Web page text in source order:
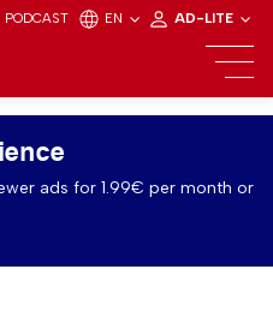
PODCAST EN AD-LITE
ads for 1.99€ per month or